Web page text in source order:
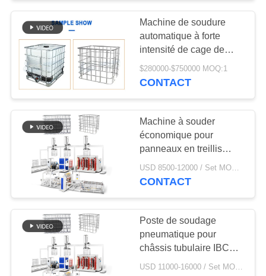
PRIVÉE
Machine de soudure
de décharge de
condensateur
machine de soudure
de C.C
29
Machine de soudure
automatique à forte
intensité de cage de
tube de fer de cadre de
cage d'IBC
$280000-$750000 MOQ:1
CONTACT
Machine à souder
économique pour
panneaux en treillis
métallique IBC, réseau
unique, 60 points/min,
investissement
USD 8500-12000 / Set MOQ:1 ensemble
CONTACT
Poste de soudage
pneumatique pour
châssis tubulaire IBC
milieu de gamme 65
USD 11000-16000 / Set MOQ:1 ensemble